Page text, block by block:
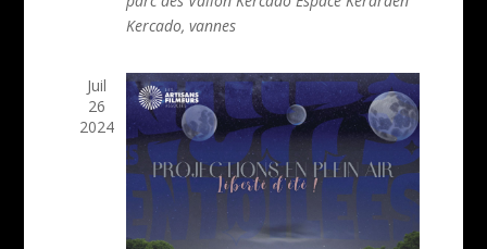
Kercado, vannes
Juil
26
2024